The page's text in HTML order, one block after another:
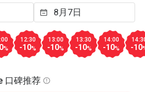
%
12:30
-10%
13:00
-10%
13:30
-10%
14:00
-10% -10
口碑推荐